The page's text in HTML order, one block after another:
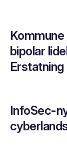
bipolar
InfoSec-